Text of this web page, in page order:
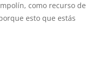
como recurso de
esto que estás